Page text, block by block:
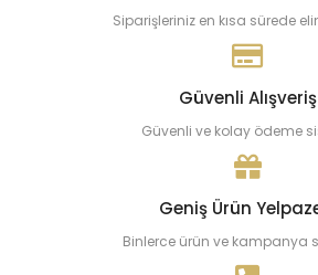
Siparişleriniz en kısa sürede
Güvenli Alışveriş
Güvenli ve kolay ödeme
Geniş Ürün
Binlerce ürün ve kampanya